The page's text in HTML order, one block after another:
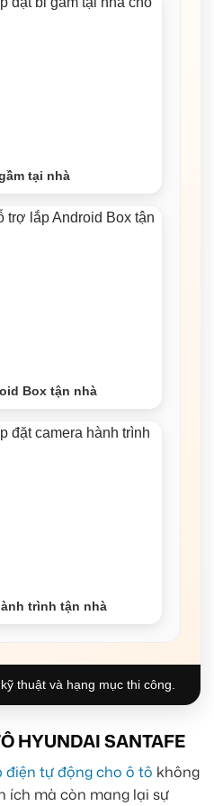
tại nhà
Box tận nhà
trình tận nhà
thuật và hạng mục thi công.
HYUNDAI SANTAFE
điện tự động cho ô tô không
ích mà còn mang lại sự